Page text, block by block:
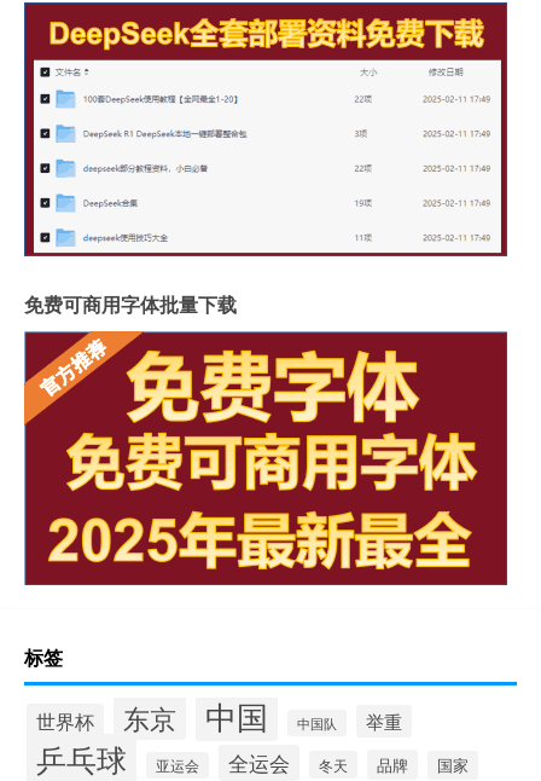
免费可商用字体批量下载
标签
世界杯 东京 中国 中国队 举重
乒乓球 亚运会 全运会 冬天 品牌 国家